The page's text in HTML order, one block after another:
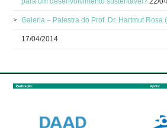
Galeria – Palestra do Prof. Dr. Hartmut Rosa
17/04/2014